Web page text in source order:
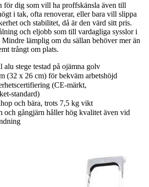
för dig som vill ha proffskänsla även till
i tak, ofta renoverar, eller bara vill slippa
och stabilitet, då är den värd sitt pris.
och eljobb som till vardagliga sysslor i
Mindre lämplig om du sällan behöver mer än
trångt om plats.
alu stege testad på ojämna golv
(32 x 26 cm) för bekväm arbetshöjd
(CE-märkt,
standard)
och bära, trots 7,5 kg vikt
och gångjärn håller hög kvalitet även vid